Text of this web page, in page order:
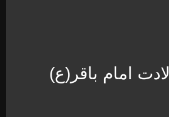
امام باقر(ع)